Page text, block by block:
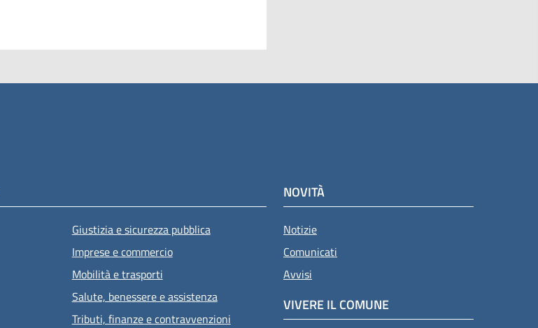
Giustizia e sicurezza pubblica
Imprese e commercio
Mobilità e trasporti
Salute, benessere e assistenza
Tributi, finanze e contravvenzioni
NOVITÀ
Notizie
Comunicati
Avvisi
VIVERE IL COMUNE